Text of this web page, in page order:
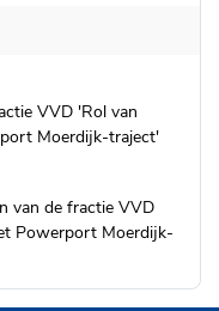
VVD 'Rol van
Moerdijk-traject'
van de fractie VVD
Powerport Moerdijk-